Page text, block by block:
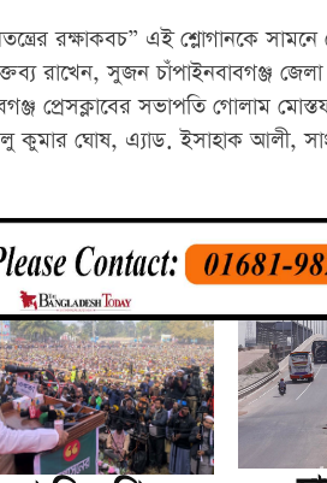
রক্ষাকবচ” এই শ্লোগানকে
রাখেন, সুজন চাঁপাইনবাবগঞ্জ
প্রেসক্লাবের সভাপতি গোলাম
কুমার ঘোষ, এ্যাড. ইসাহাক আলী,